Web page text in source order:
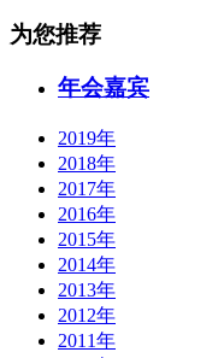
为您推荐
年会嘉宾
2019年
2018年
2017年
2016年
2015年
2014年
2013年
2012年
2011年